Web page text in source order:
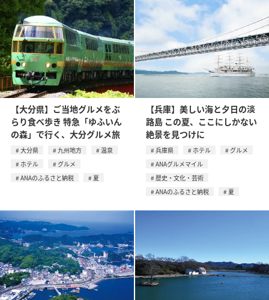
【大分県】ご当地グルメをぶ
らり食べ歩き 特急「ゆふいん
の森」で行く、大分グルメ旅
大分県 九州地方
温泉
ホテル
グルメ
ANAのふるさと納税
夏
【兵庫】美しい海と夕日の淡
路島 この夏、ここにしかない
絶景を見つけに
兵庫県 ホテル
グルメ
ANAグルメマイル
歴史・文化・芸術
ANAのふるさと納税
夏